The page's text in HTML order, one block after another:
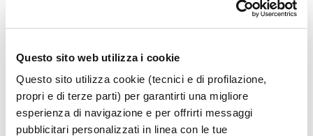
Questo sito web utilizza i cookie
Questo sito utilizza cookie (tecnici e di profilazione,
propri e di terze parti) per garantirti una migliore
esperienza di navigazione e per offrirti messaggi
pubblicitari personalizzati in linea con le tue
e la Comunità di Sant'Egidio di Napoli.
Afghanistan, Guinea, Iran, Mali, Nigeria,
Senegal, Sudan e Ucraina e sono iscritti ai corsi
di studio in: biotecnologie mediche, economia
aziendale, filosofia, giurisprudenza, lettere,